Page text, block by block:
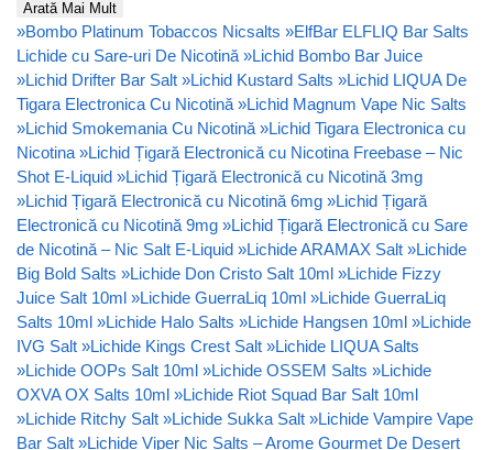
Arată Mai Mult
»Bombo Platinum Tobaccos Nicsalts »ElfBar ELFLIQ Bar Salts
Lichide cu Sare-uri De Nicotină »Lichid Bombo Bar Juice
»Lichid Drifter Bar Salt »Lichid Kustard Salts »Lichid LIQUA De
Tigara Electronica Cu Nicotină »Lichid Magnum Vape Nic Salts
»Lichid Smokemania Cu Nicotină »Lichid Tigara Electronica cu
Nicotina »Lichid Țigară Electronică cu Nicotina Freebase – Nic
Shot E-Liquid »Lichid Țigară Electronică cu Nicotină 3mg
»Lichid Țigară Electronică cu Nicotină 6mg »Lichid Țigară
Electronică cu Nicotină 9mg »Lichid Țigară Electronică cu Sare
de Nicotină – Nic Salt E-Liquid »Lichide ARAMAX Salt »Lichide
Big Bold Salts »Lichide Don Cristo Salt 10ml »Lichide Fizzy
Juice Salt 10ml »Lichide GuerraLiq 10ml »Lichide GuerraLiq
Salts 10ml »Lichide Halo Salts »Lichide Hangsen 10ml »Lichide
IVG Salt »Lichide Kings Crest Salt »Lichide LIQUA Salts
»Lichide OOPs Salt 10ml »Lichide OSSEM Salts »Lichide
OXVA OX Salts 10ml »Lichide Riot Squad Bar Salt 10ml
»Lichide Ritchy Salt »Lichide Sukka Salt »Lichide Vampire Vape
Bar Salt »Lichide Viper Nic Salts – Arome Gourmet De Desert